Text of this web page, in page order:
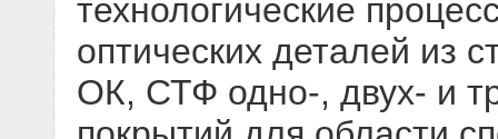
технологические
оптических деталей из
ОК, СТФ одно-, двух- и